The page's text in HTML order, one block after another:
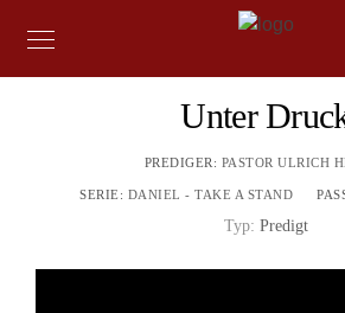
Unter
PREDIGER: PASTOR ULRICH
SERIE: DANIEL - TAKE A STAND
Typ: Predigt